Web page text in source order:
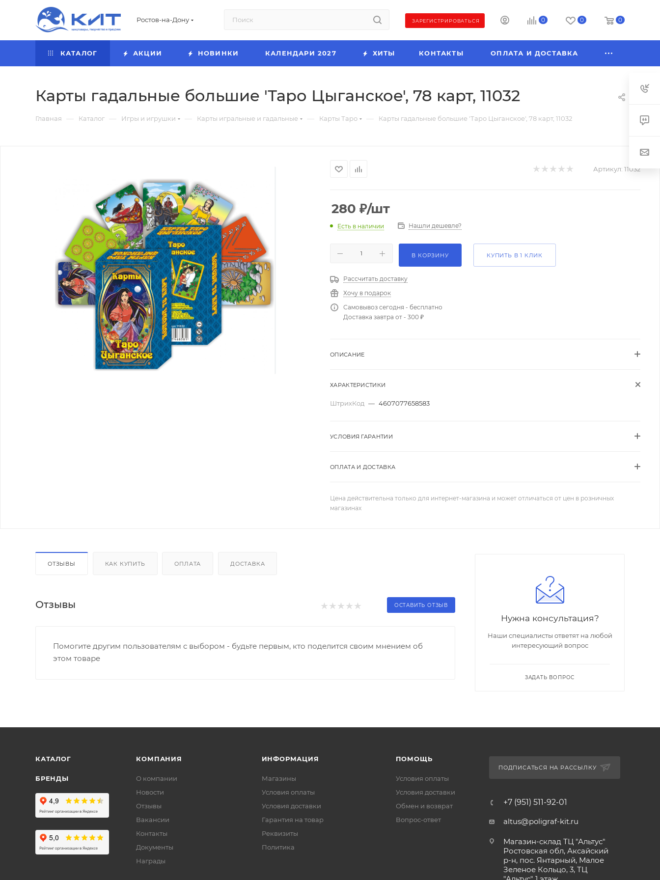
Ростов-на-Дону ЗАРЕГИСТРИРОВАТЬСЯ 0 0 0
КАТАЛОГ АКЦИИ НОВИНКИ КАЛЕНДАРИ 2027 ХИТЫ КОНТАКТЫ ОПЛАТА И ДОСТАВКА
Карты гадальные большие 'Таро Цыганское', 78 карт, 11032
Главная — Каталог — Игры и игрушки — Карты игральные и гадальные — Карты Таро — Карты гадальные большие 'Таро Цыганское', 78 карт, 11032
Артикул: 11032
280 ₽/шт
Есть в наличии Нашли дешевле?
В КОРЗИНУ КУПИТЬ В 1 КЛИК
Рассчитать доставку
Хочу в подарок
Самовывоз сегодня - бесплатно
Доставка завтра от - 300 ₽
ОПИСАНИЕ
ХАРАКТЕРИСТИКИ
ШтрихКод — 4607077658583
УСЛОВИЯ ГАРАНТИИ
ОПЛАТА И ДОСТАВКА
Цена действительна только для интернет-магазина и может отличаться от цен в розничных
магазинах
ОТЗЫВЫ КАК КУПИТЬ ОПЛАТА ДОСТАВКА
Отзывы ОСТАВИТЬ ОТЗЫВ
Помогите другим пользователям с выбором - будьте первым, кто поделится своим мнением об
этом товаре
Нужна консультация?
Наши специалисты ответят на любой
интересующий вопрос
ЗАДАТЬ ВОПРОС
КАТАЛОГ
БРЕНДЫ
КОМПАНИЯ
О компании
Новости
Отзывы
Вакансии
Контакты
Документы
Награды
ИНФОРМАЦИЯ
Магазины
Условия оплаты
Условия доставки
Гарантия на товар
Реквизиты
Политика
ПОМОЩЬ
Условия оплаты
Условия доставки
Обмен и возврат
Вопрос-ответ
ПОДПИСАТЬСЯ НА РАССЫЛКУ
+7 (951) 511-92-01
altus@poligraf-kit.ru
Магазин-склад ТЦ "Альтус"
Ростовская обл, Аксайский
р-н, пос. Янтарный, Малое
Зеленое Кольцо, 3, ТЦ